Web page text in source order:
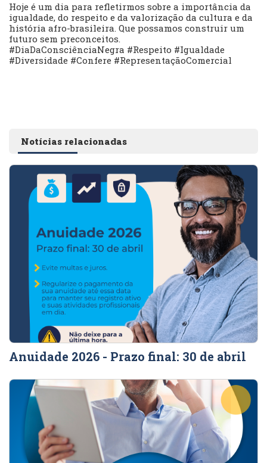
Hoje é um dia para refletirmos sobre a importância da
igualdade, do respeito e da valorização da cultura e da
história afro-brasileira. Que possamos construir um
futuro sem preconceitos.
#DiaDaConsciênciaNegra #Respeito #Igualdade
#Diversidade #Confere #RepresentaçãoComercial
Notícias relacionadas
Anuidade 2026 - Prazo final: 30 de abril